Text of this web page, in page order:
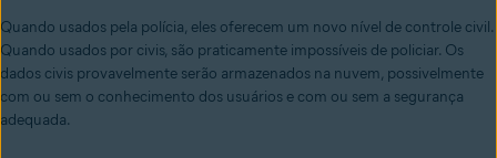
Quando usados pela polícia, eles oferecem um novo nível de controle civil.
Quando usados por civis, são praticamente impossíveis de policiar. Os
dados civis provavelmente serão armazenados na nuvem, possivelmente
com ou sem o conhecimento dos usuários e com ou sem a segurança
adequada.